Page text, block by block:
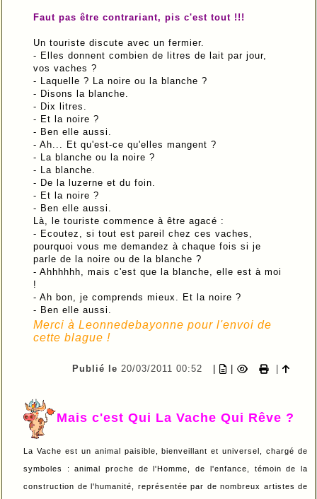
Faut pas être contrariant, pis c'est tout !!!
Un touriste discute avec un fermier.
- Elles donnent combien de litres de lait par jour,
vos vaches ?
- Laquelle ? La noire ou la blanche ?
- Disons la blanche.
- Dix litres.
- Et la noire ?
- Ben elle aussi.
- Ah... Et qu'est-ce qu'elles mangent ?
- La blanche ou la noire ?
- La blanche.
- De la luzerne et du foin.
- Et la noire ?
- Ben elle aussi.
Là, le touriste commence à être agacé :
- Ecoutez, si tout est pareil chez ces vaches,
pourquoi vous me demandez à chaque fois si je
parle de la noire ou de la blanche ?
- Ahhhhhh, mais c'est que la blanche, elle est à moi
!
- Ah bon, je comprends mieux. Et la noire ?
- Ben elle aussi.
Merci à Leonnedebayonne pour l'envoi de
cette blague !
Publié le 20/03/2011 00:52
Mais c'est Qui La Vache Qui Rêve ?
La Vache est un animal paisible, bienveillant et universel, chargé de
symboles : animal proche de l'Homme, de l'enfance, témoin de la
construction de l'humanité, représentée par de nombreux artistes de